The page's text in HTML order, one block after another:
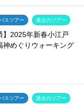
スツアー 過去のツアー
】2025年新春小江戸
神めぐりウォーキング
スツアー 過去のツアー